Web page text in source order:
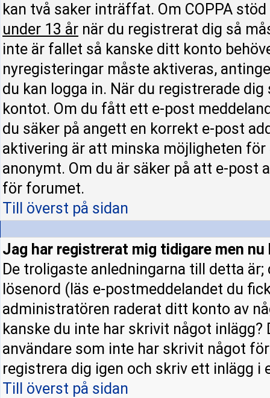
kan två saker inträffat. Om COPPA
under 13 år när du registrerat dig så
inte är fallet så kanske ditt konto
nyregisteringar måste aktiveras,
du kan logga in. När du registrerade
kontot. Om du fått ett e-post
du säker på angett en korrekt e-post
aktivering är att minska möjligheten för
anonymt. Om du är säker på att e-
för forumet.
Till överst på sidan
Jag har registrerat mig tidigare men
De troligaste anledningarna till detta
lösenord (läs e-postmeddelandet du
administratören raderat ditt konto av
kanske du inte har skrivit något
användare som inte har skrivit något
registrera dig igen och skriv ett inlägg i
Till överst på sidan